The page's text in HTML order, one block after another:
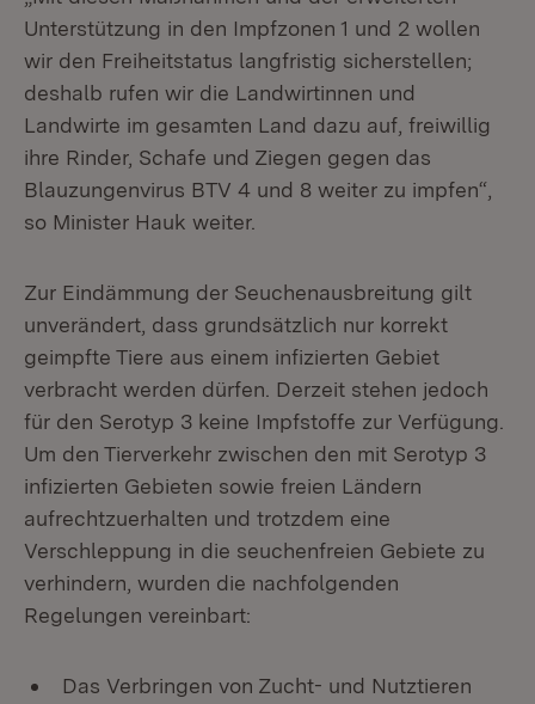
Unterstützung in den Impfzonen 1 und 2 wollen
wir den Freiheitstatus langfristig sicherstellen;
deshalb rufen wir die Landwirtinnen und
Landwirte im gesamten Land dazu auf, freiwillig
ihre Rinder, Schafe und Ziegen gegen das
Blauzungenvirus BTV 4 und 8 weiter zu impfen“,
so Minister Hauk weiter.
Zur Eindämmung der Seuchenausbreitung gilt
unverändert, dass grundsätzlich nur korrekt
geimpfte Tiere aus einem infizierten Gebiet
verbracht werden dürfen. Derzeit stehen jedoch
für den Serotyp 3 keine Impfstoffe zur Verfügung.
Um den Tierverkehr zwischen den mit Serotyp 3
infizierten Gebieten sowie freien Ländern
aufrechtzuerhalten und trotzdem eine
Verschleppung in die seuchenfreien Gebiete zu
verhindern, wurden die nachfolgenden
Regelungen vereinbart:
Das Verbringen von Zucht- und Nutztieren